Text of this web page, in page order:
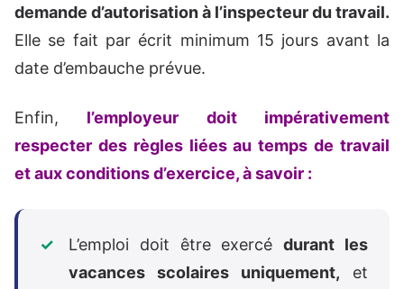
demande d’autorisation à l’inspecteur du travail.
Elle se fait par écrit minimum 15 jours avant la
date d’embauche prévue.
Enfin, l’employeur doit impérativement
respecter des règles liées au temps de travail
et aux conditions d’exercice, à savoir :
L’emploi doit être exercédurant les
vacances scolaires uniquement, et